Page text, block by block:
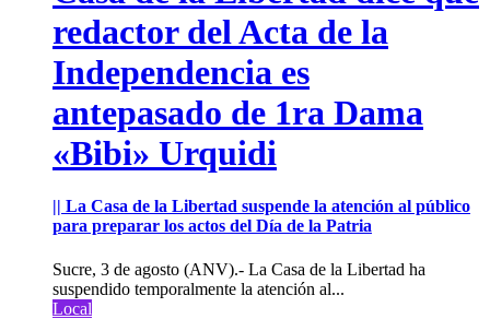
redactor del Acta de la
Independencia es
antepasado de 1ra Dama
«Bibi» Urquidi
|| La Casa de la Libertad suspende la atención al público
para preparar los actos del Día de la Patria
Sucre, 3 de agosto (ANV).- La Casa de la Libertad ha
suspendido temporalmente la atención al...
Local